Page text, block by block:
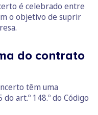
é celebrado entre
o objetivo de suprir
do contrato
têm uma
do art.º 148.º do Código